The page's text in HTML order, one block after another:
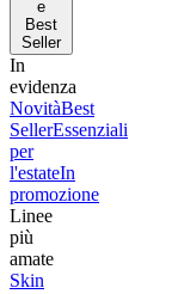
e
Best
Seller
In
evidenza
NovitàBest
SellerEssenziali
per
l'estateIn
promozione
Linee
più
amate
Skin